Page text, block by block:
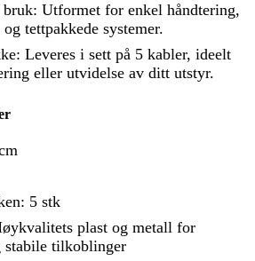
Utformet for enkel håndtering,
tettpakkede systemer.
Leveres i sett på 5 kabler, ideelt
eller utvidelse av ditt utstyr.
5 stk
plast og metall for
stabile tilkoblinger